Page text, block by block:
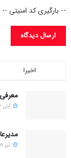
-- بارگیری کد امنیتی --
اخیرا
معرفی ۲۰ پارک مشهد برای زدن چادر و اسکان مسافر
آبان ۳, ۱۴۰۴
تیر ۱۹, ۱۴۰۴